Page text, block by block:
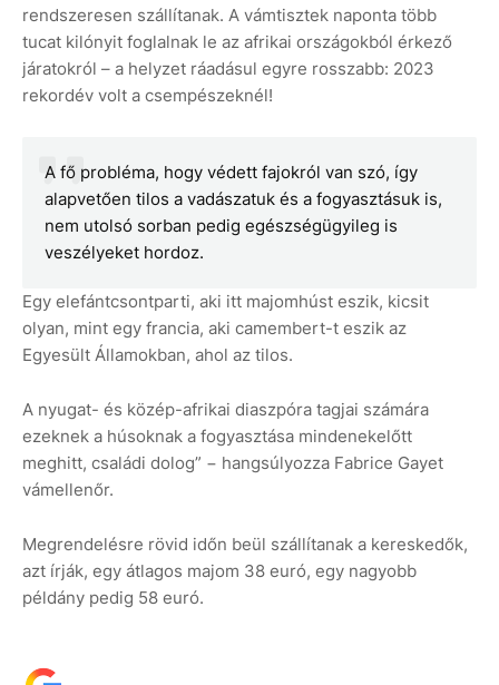
rendszeresen szállítanak. A vámtisztek naponta több
tucat kilónyit foglalnak le az afrikai országokból érkező
járatokról – a helyzet ráadásul egyre rosszabb: 2023
rekordév volt a csempészeknél!
A fő probléma, hogy védett fajokról van szó, így
alapvetően tilos a vadászatuk és a fogyasztásuk is,
nem utolsó sorban pedig egészségügyileg is
veszélyeket hordoz.
Egy elefántcsontparti, aki itt majomhúst eszik, kicsit
olyan, mint egy francia, aki camembert-t eszik az
Egyesült Államokban, ahol az tilos.
A nyugat- és közép-afrikai diaszpóra tagjai számára
ezeknek a húsoknak a fogyasztása mindenekelőtt
meghitt, családi dolog” − hangsúlyozza Fabrice Gayet
vámellenőr.
Megrendelésre rövid időn beül szállítanak a kereskedők,
azt írják, egy átlagos majom 38 euró, egy nagyobb
példány pedig 58 euró.